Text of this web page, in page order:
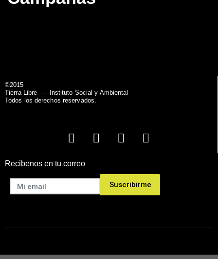
©2015
Tierra Libre— Instituto Social y Ambiental
Todos los derechos reservados.
Recibenos en tu correo